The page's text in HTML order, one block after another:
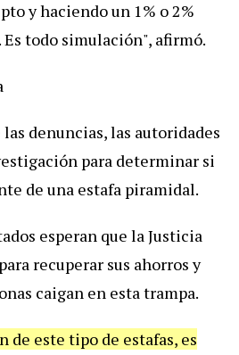
y haciendo un 1% o 2%
todo simulación", afirmó.
denuncias, las autoridades
para determinar si
de una estafa piramidal.
esperan que la Justicia
recuperar sus ahorros y
caigan en esta trampa.
este tipo de estafas, es